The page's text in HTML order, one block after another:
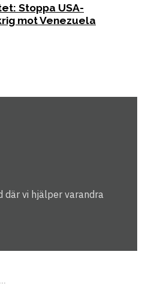
Stoppa USA-
mot Venezuela
vi hjälper varandra